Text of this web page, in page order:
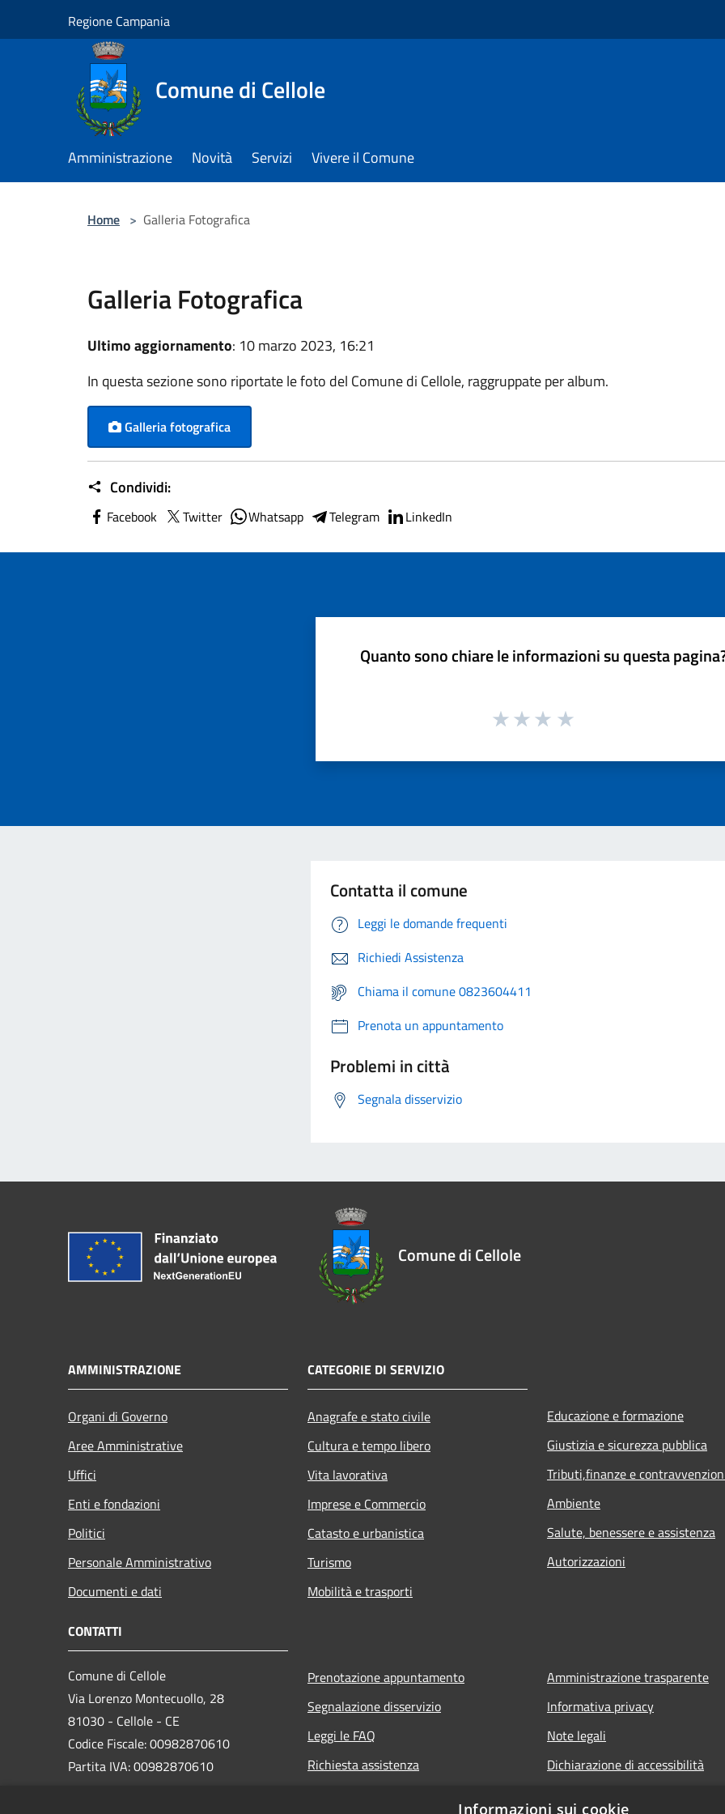
Regione Campania
Comune di Cellole
Amministrazione Novità Servizi Vivere il Comune
Home > Galleria Fotografica
Galleria Fotografica
Ultimo aggiornamento: 10 marzo 2023, 16:21
In questa sezione sono riportate le foto del Comune di Cellole, raggruppate per album.
Galleria fotografica
Condividi:
Facebook Twitter Whatsapp Telegram LinkedIn
Quanto sono chiare le informazioni su questa
Contatta il comune
Leggi le domande frequenti
Richiedi Assistenza
Chiama il comune 0823604411
Prenota un appuntamento
Problemi in città
Segnala disservizio
Comune di Cellole
AMMINISTRAZIONE
Organi di Governo
Aree Amministrative
Uffici
Enti e fondazioni
Politici
Personale Amministrativo
Documenti e dati
CATEGORIE DI SERVIZIO
Anagrafe e stato civile
Cultura e tempo libero
Vita lavorativa
Imprese e Commercio
Catasto e urbanistica
Turismo
Mobilità e trasporti
Educazione e formazione
Giustizia e sicurezza pubblica
Tributi,finanze e
Ambiente
Salute, benessere e assistenza
Autorizzazioni
CONTATTI
Comune di Cellole
Via Lorenzo Montecuollo, 28
81030 - Cellole - CE
Codice Fiscale: 00982870610
Partita IVA: 00982870610
Prenotazione appuntamento
Segnalazione disservizio
Leggi le FAQ
Richiesta assistenza
Amministrazione trasparente
Informativa privacy
Note legali
Dichiarazione di accessibilità
Informazioni sui cookie